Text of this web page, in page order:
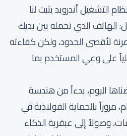
التشغيل أندرويد يثبت لنا
الهاتف الذي تحمله بين يديك
لأقصى الحدود، ولكن كفاءته
على وعي المستخدم بما
اليوم، بدءاً من هندسة
مروراً بالحماية الفولاذية في
وصولاً إلى عبقرية الذكاء